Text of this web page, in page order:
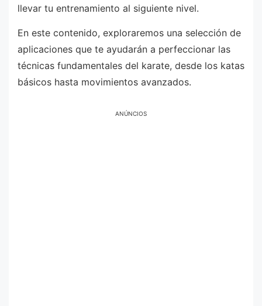
llevar tu entrenamiento al siguiente nivel.
En este contenido, exploraremos una selección de
aplicaciones que te ayudarán a perfeccionar las
técnicas fundamentales del karate, desde los katas
básicos hasta movimientos avanzados.
ANÚNCIOS